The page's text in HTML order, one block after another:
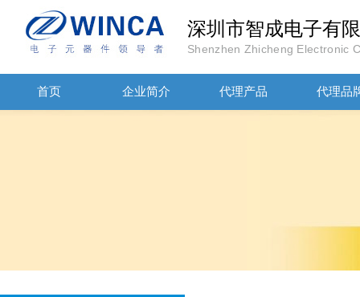
深圳市智成电子有
Shenzhen Zhicheng Electronic
首页 企业简介 代理产品 代理品